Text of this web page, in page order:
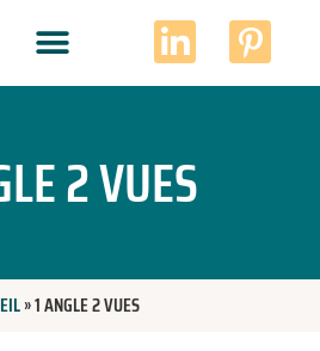
2 VUES
»1 ANGLE 2 VUES